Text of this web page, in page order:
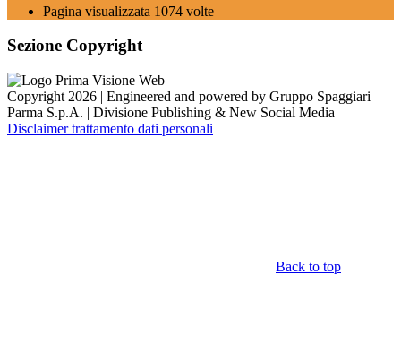
Pagina visualizzata 1074 volte
Sezione Copyright
Copyright 2026 | Engineered and powered by Gruppo Spaggiari
Parma S.p.A. | Divisione Publishing & New Social Media
Disclaimer trattamento dati personali
Back to top